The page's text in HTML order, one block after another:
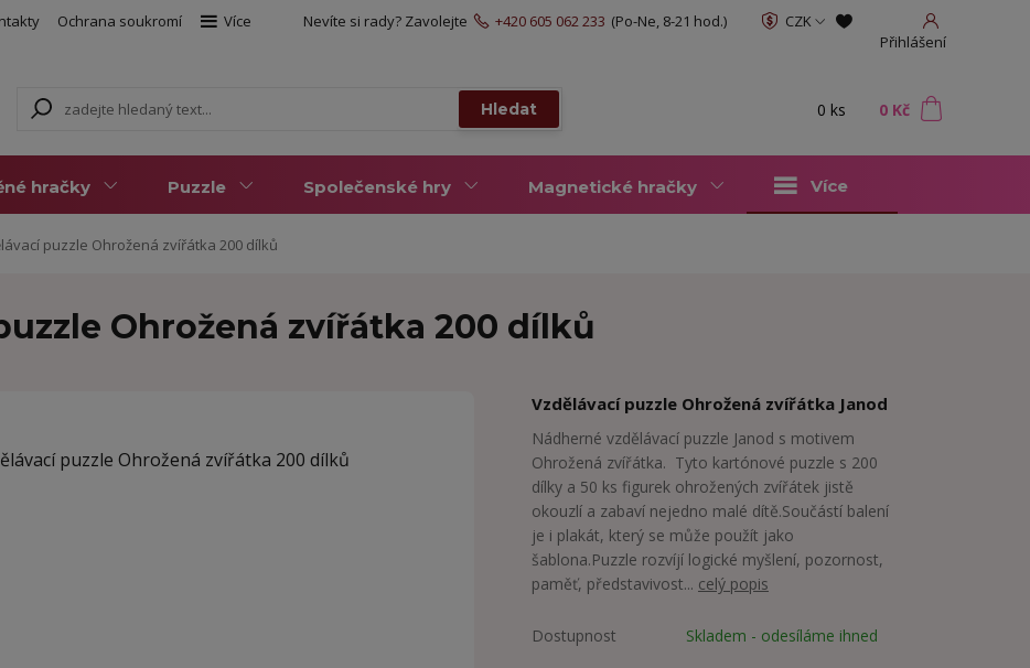
Ochrana soukromí Více
CZK
Přihlášení
Hledat
Nevíte si rady? Zavolejte +420 605 062 233 (Po-Ne, 8-21 hod.)
0 ks 0 Kč
hračky Puzzle Společenské hry Magnetické hračky Více
puzzle Ohrožená zvířátka 200 dílků
Ohrožená zvířátka 200 dílků
Vzdělávací puzzle Ohrožená zvířátka Janod
Nádherné vzdělávací puzzle Janod s motivem
Ohrožená zvířátka. Tyto kartónové puzzle s 200
dílky a 50 ks figurek ohrožených zvířátek jistě
okouzlí a zabaví nejedno malé dítě.Součástí balení
je i plakát, který se může použít jako
šablona.Puzzle rozvíjí logické myšlení, pozornost,
paměť, představivost... celý popis
Dostupnost Skladem - odesíláme ihned